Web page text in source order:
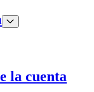
la cuenta